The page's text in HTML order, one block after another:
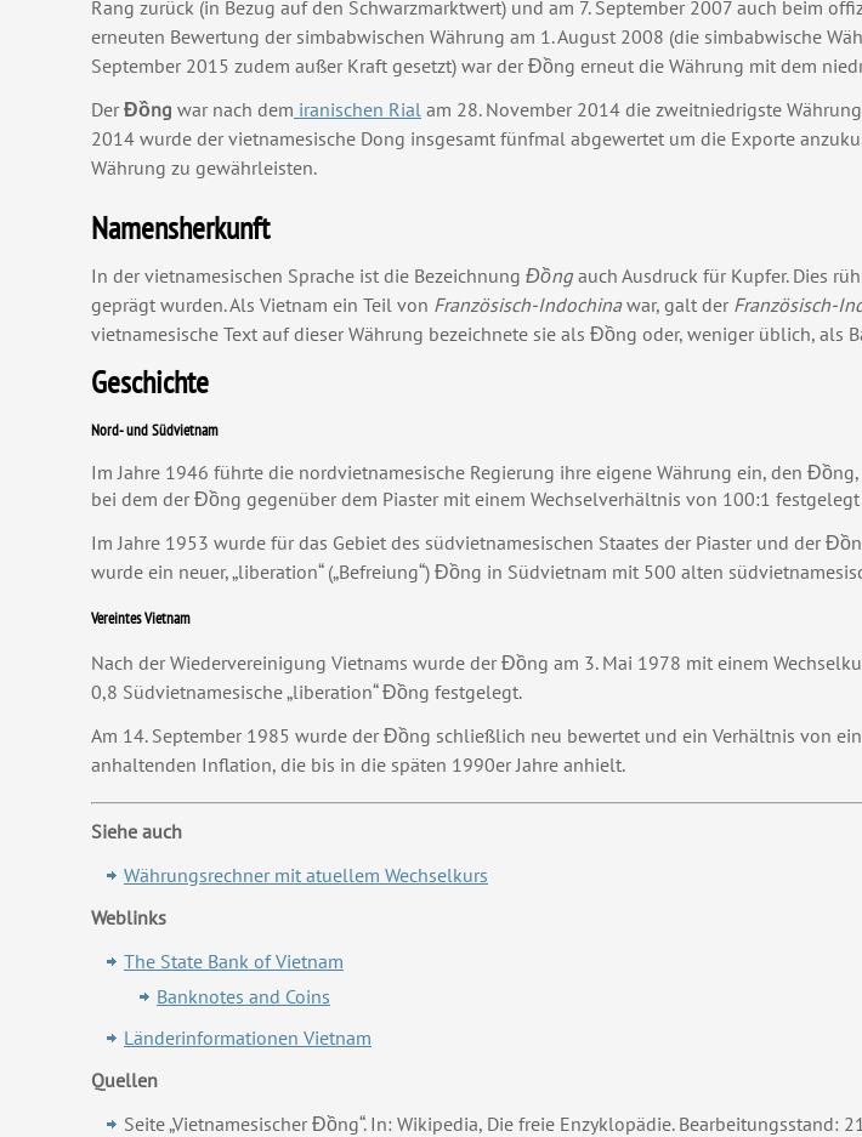
Rang zurück (in Bezug auf den Schwarzmarktwert) und am 7. September 2007 auch beim
erneuten Bewertung der simbabwischen Währung am 1. August 2008 (die simbabwische
September 2015 zudem außer Kraft gesetzt) war der Đồng erneut die Währung mit dem
Der Đồng war nach dem iranischen Rial am 28. November 2014 die zweitniedrigste
2014 wurde der vietnamesische Dong insgesamt fünfmal abgewertet um die Exporte
Währung zu gewährleisten.
Namensherkunft
In der vietnamesischen Sprache ist die Bezeichnung Đồng auch Ausdruck für Kupfer. Dies
geprägt wurden. Als Vietnam ein Teil von Französisch-Indochinawar, galt der Französisch-
vietnamesische Text auf dieser Währung bezeichnete sie als Đồng oder, weniger üblich, als
Geschichte
Nord- und Südvietnam
Im Jahre 1946 führte die nordvietnamesische Regierung ihre eigene Währung ein, den
bei dem der Đồng gegenüber dem Piaster mit einem Wechselverhältnis von 100:1
Im Jahre 1953 wurde für das Gebiet des südvietnamesischen Staates der Piaster und der
wurde ein neuer, „liberation“ („Befreiung“) Đồng in Südvietnam mit 500 alten
Vereintes Vietnam
Nach der Wiedervereinigung Vietnams wurde der Đồng am 3. Mai 1978 mit einem
0,8 Südvietnamesische „liberation“ Đồng festgelegt.
Am 14. September 1985 wurde der Đồng schließlich neu bewertet und ein Verhältnis von
anhaltenden Inflation, die bis in die späten 1990er Jahre anhielt.
Siehe auch
Währungsrechner mit atuellem Wechselkurs
Weblinks
The State Bank of Vietnam
Banknotes and Coins
Länderinformationen Vietnam
Quellen
Seite „Vietnamesischer Đồng“. In: Wikipedia, Die freie Enzyklopädie. Bearbeitungsstand: